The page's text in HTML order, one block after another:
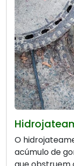
O
acúmulo de